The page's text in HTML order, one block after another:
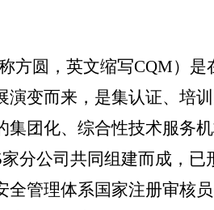
方圆，英文缩写CQM）是
演变而来，是集认证、培
集团化、综合性技术服务
分公司共同组建而成，
全管理体系国家注册审核